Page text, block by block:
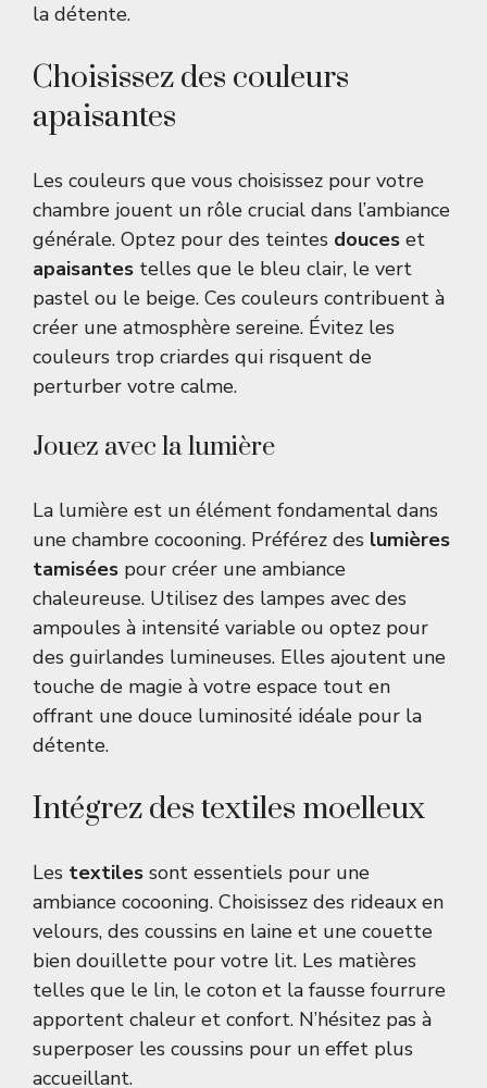
la détente.
Choisissez des couleurs
apaisantes
Les couleurs que vous choisissez pour votre
chambre jouent un rôle crucial dans l’ambiance
générale. Optez pour des teintes douces et
apaisantes telles que le bleu clair, le vert
pastel ou le beige. Ces couleurs contribuent à
créer une atmosphère sereine. Évitez les
couleurs trop criardes qui risquent de
perturber votre calme.
Jouez avec la lumière
La lumière est un élément fondamental dans
une chambre cocooning. Préférez des lumières
tamisées pour créer une ambiance
chaleureuse. Utilisez des lampes avec des
ampoules à intensité variable ou optez pour
des guirlandes lumineuses. Elles ajoutent une
touche de magie à votre espace tout en
offrant une douce luminosité idéale pour la
détente.
Intégrez des textiles moelleux
Les textiles sont essentiels pour une
ambiance cocooning. Choisissez des rideaux en
velours, des coussins en laine et une couette
bien douillette pour votre lit. Les matières
telles que le lin, le coton et la fausse fourrure
apportent chaleur et confort. N’hésitez pas à
superposer les coussins pour un effet plus
accueillant.